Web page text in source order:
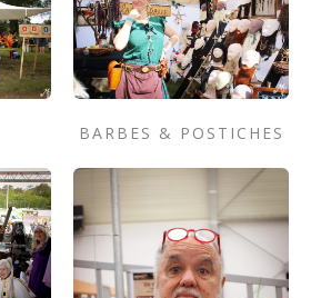
BARBES & POSTICHES